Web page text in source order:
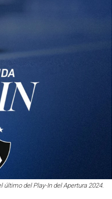
último del Play-In del Apertura 2024.